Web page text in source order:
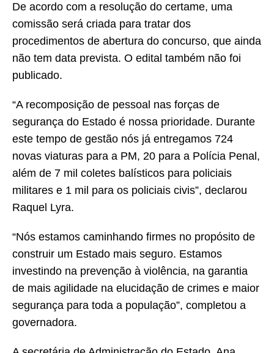
De acordo com a resolução do certame, uma
comissão será criada para tratar dos
procedimentos de abertura do concurso, que ainda
não tem data prevista. O edital também não foi
publicado.
“A recomposição de pessoal nas forças de
segurança do Estado é nossa prioridade. Durante
este tempo de gestão nós já entregamos 724
novas viaturas para a PM, 20 para a Polícia Penal,
além de 7 mil coletes balísticos para policiais
militares e 1 mil para os policiais civis”, declarou
Raquel Lyra.
“Nós estamos caminhando firmes no propósito de
construir um Estado mais seguro. Estamos
investindo na prevenção à violência, na garantia
de mais agilidade na elucidação de crimes e maior
segurança para toda a população”, completou a
governadora.